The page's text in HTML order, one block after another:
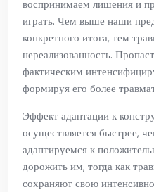
воспринимаем лишения и
играть. Чем выше наши
конкретного итога, тем
нереализованность.
фактическим
формируя его более
Эффект адаптации к
осуществляется быстрее,
адаптируемся к
дорожить им, тогда как
сохраняют свою